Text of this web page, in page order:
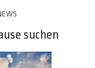
suchen